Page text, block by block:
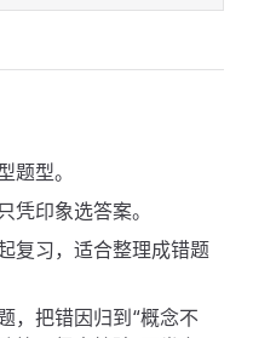
题型。
凭印象选答案。
复习，适合整理成错题
，把错因归到“概念不